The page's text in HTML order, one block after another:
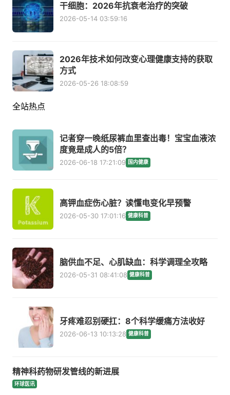
干细胞：2026年抗衰老治疗的突破
2026-05-14 03:59:16
2026年技术如何改变心理健康支持的获取
方式
2026-05-26 18:08:59
全站热点
记者穿一晚纸尿裤血里查出毒！宝宝血液浓
度竟是成人的5倍？
2026-06-18 17:21:09 国内健康
高钾血症伤心脏？读懂电变化早预警
2026-05-30 17:01:16 健康科普
脑供血不足、心肌缺血：科学调理全攻略
2026-05-31 08:41:08 健康科普
牙疼难忍别硬扛：8个科学缓痛方法收好
2026-06-13 10:13:28 健康科普
精神科药物研发管线的新进展
环球医讯